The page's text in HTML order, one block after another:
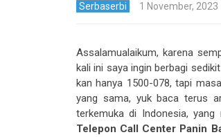
Serbaserbi 1 November, 2023
Assalamualaikum, karena
kali ini saya ingin berbagi
kan hanya 1500-078, tapi
yang sama, yuk baca terus
terkemuka di Indonesia,
Telepon Call Center Panin